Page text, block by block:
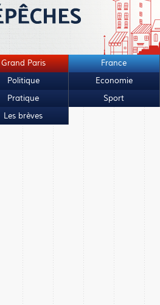
Grand Paris
France
Politique
Economie
Pratique
Sport
Les brèves